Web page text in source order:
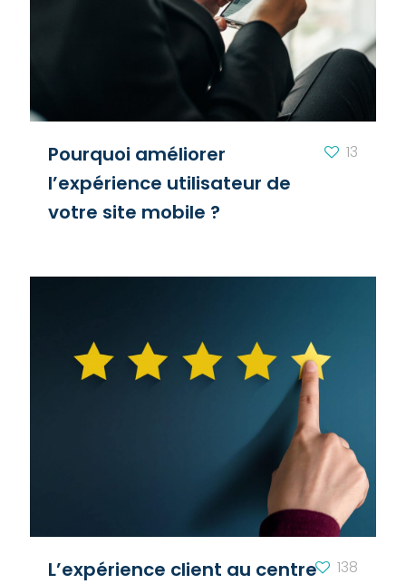
Pourquoi améliorer
l’expérience utilisateur de
votre site mobile ?
13
L’expérience client au centre
138